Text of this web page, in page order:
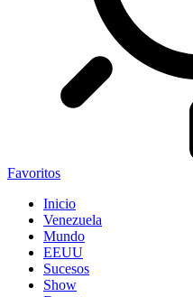
Favoritos
Inicio
Venezuela
Mundo
EEUU
Sucesos
Show